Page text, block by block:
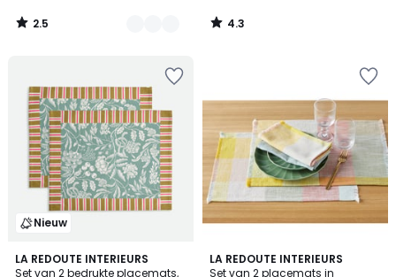
2.5
/
4.3
/
Nieuw
LA REDOUTE INTERIEURS
Set van 2 bedrukte placemats,
LA REDOUTE INTERIEURS
Set van 2 placemats in
4.2
/ 5